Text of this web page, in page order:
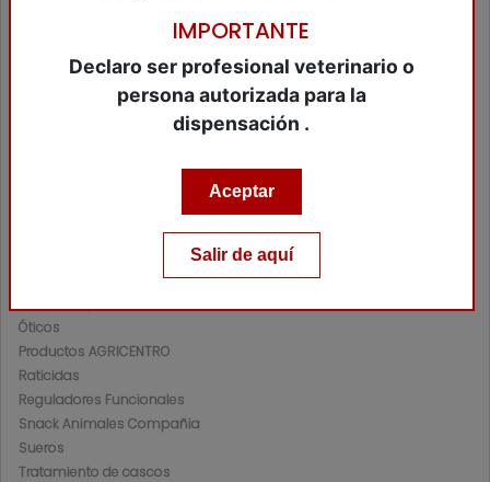
Leches Maternizadas
Material de Identificación
Nutraceuticos Animales Compañia
Nutracéuticos Ganadería
Óticos
Productos AGRICENTRO
Raticidas
Reguladores Funcionales
Snack Animales Compañia
Sueros
Tratamiento de cascos
IMPORTANTE
Declaro ser profesional veterinario o
persona autorizada para la
dispensación .
Aceptar
Salir de aquí